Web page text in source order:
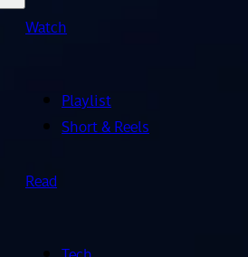
Watch
Playlist
Short & Reels
Read